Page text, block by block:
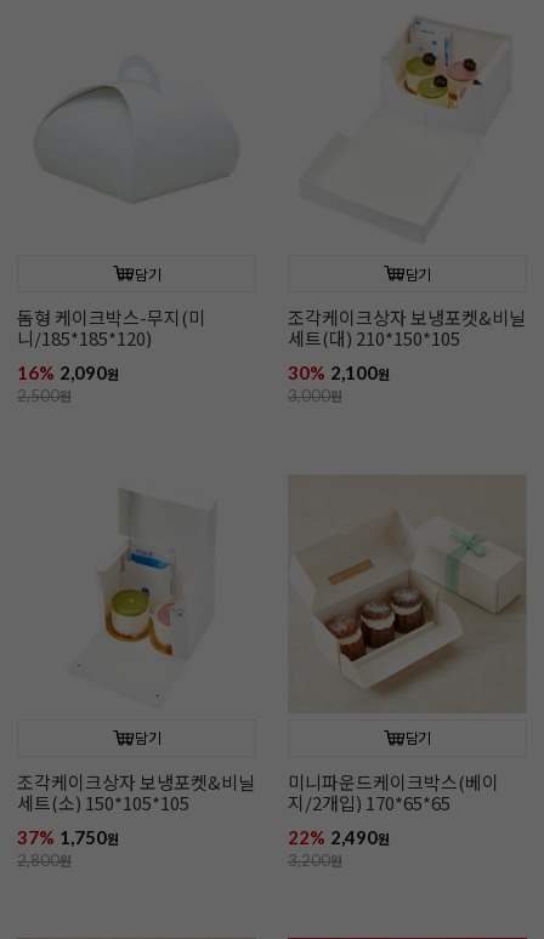
담기
돔형 케이크박스-무지(미
니/185*185*120)
16% 2,090원
2,500원
담기
조각케이크상자 보냉포켓&비닐
세트(대) 210*150*105
30% 2,100원
3,000원
담기
조각케이크상자 보냉포켓&비닐
세트(소) 150*105*105
37% 1,750원
2,800원
담기
미니파운드케이크박스(베이
지/2개입) 170*65*65
22% 2,490원
3,200원